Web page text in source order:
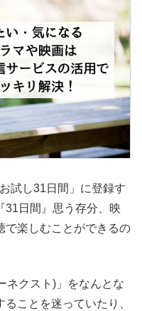
試し31日間」に登録す
31日間』思う存分、映
で楽しむことができるの
ネクスト)」をなんとな
ことを迷っていたり、